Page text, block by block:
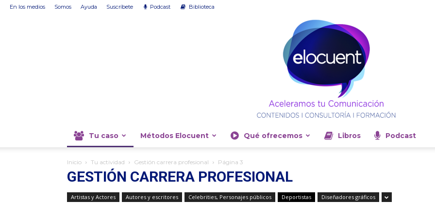
En los medios Somos Ayuda Suscríbete Podcast Biblioteca
Tu caso Métodos Elocuent Qué ofrecemos Libros Podcast
Inicio Tu actividad Gestión carrera profesional Página 3
GESTIÓN CARRERA PROFESIONAL
Artistas y Actores Autores y escritores Celebrities, Personajes públicos Deportistas Diseñadores gráficos